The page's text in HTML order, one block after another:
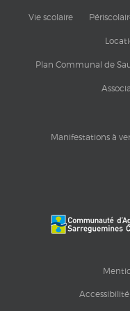
Vie scolaire
Plan Communal de
Manifestations à